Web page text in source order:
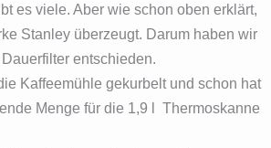
es viele. Aber wie schon oben erklärt,
Stanley überzeugt. Darum haben wir
entschieden.
Kaffeemühle gekurbelt und schon hat
Menge für die 1,9 l Thermoskanne